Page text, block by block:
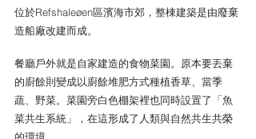
位於Refshaleøen區濱海市郊，整棟建築是由廢棄
造船廠改建而成。
餐廳戶外就是自家建造的食物菜園。原本要丟棄
的廚餘則變成以廚餘堆肥方式種植香草、當季
蔬、野菜。菜園旁白色棚架裡也同時設置了「魚
菜共生系統」，在這形成了人類與自然共生共榮